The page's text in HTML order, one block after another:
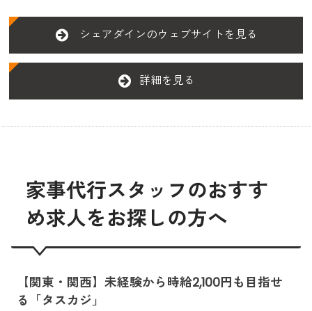
シェアダインのウェブサイトを見る
詳細を見る
家事代行スタッフのおすす
め求人をお探しの方へ
【関東・関西】未経験から時給2,100円も目指せ
る「タスカジ」